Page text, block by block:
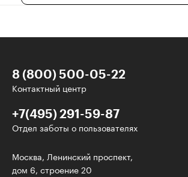
8 (800) 500-05-22
Контактный центр
+7(495) 291-59-87
Отдел заботы о пользователях
Москва, Ленинский проспект,
дом 6, строение 20
У нас есть классные